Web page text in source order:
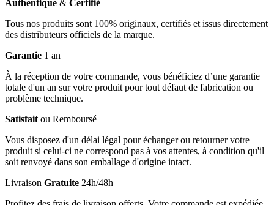
Authentique & Certifié
Tous nos produits sont 100% originaux, certifiés et issus directement
des distributeurs officiels de la marque.
Garantie 1 an
À la réception de votre commande, vous bénéficiez d’une garantie
totale d'un an sur votre produit pour tout défaut de fabrication ou
problème technique.
Satisfait ou Remboursé
Vous disposez d'un délai légal pour échanger ou retourner votre
produit si celui-ci ne correspond pas à vos attentes, à condition qu'il
soit renvoyé dans son emballage d'origine intact.
Livraison Gratuite 24h/48h